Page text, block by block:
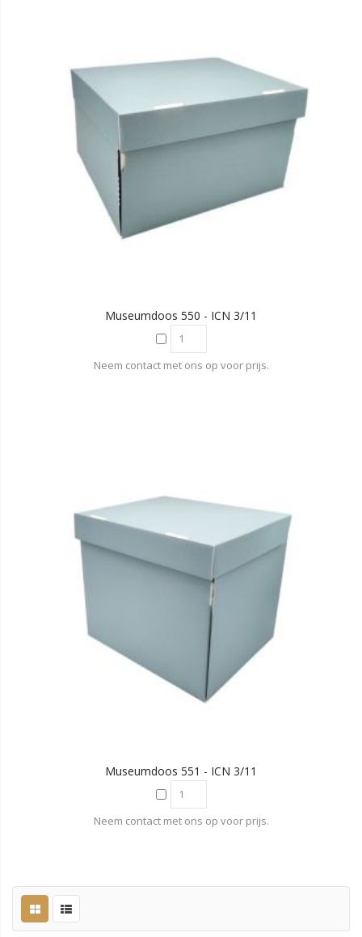
Museumdoos 550 - ICN 3/11
Neem contact met ons op voor prijs.
Museumdoos 551 - ICN 3/11
Neem contact met ons op voor prijs.